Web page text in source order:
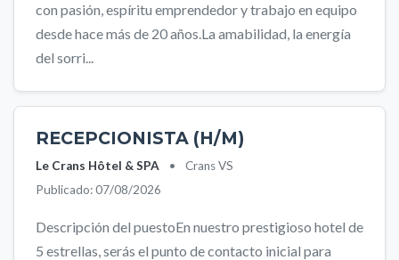
con pasión, espíritu emprendedor y trabajo en equipo
desde hace más de 20 años.La amabilidad, la energía
del sorri...
RECEPCIONISTA (H/M)
Le Crans Hôtel & SPA •
Crans VS
Publicado: 07/08/2026
Descripción del puestoEn nuestro prestigioso hotel de
5 estrellas, serás el punto de contacto inicial para